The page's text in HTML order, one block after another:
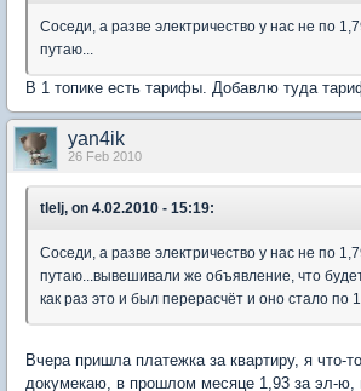
Соседи, а разве электричество у нас не по
путаю...
В 1 топике есть тарифы. Добавлю туда
yan4ik
26 Feb 2010
tlelj, on 4.02.2010 - 15:19:
Соседи, а разве электричество у нас не по
путаю...вывешивали же объявление, что
как раз это и был перерасчёт и оно стало по
Вчера пришла платежка за квартиру, я что-
докумекаю, в прошлом месяце 1,93 за эл-ю,